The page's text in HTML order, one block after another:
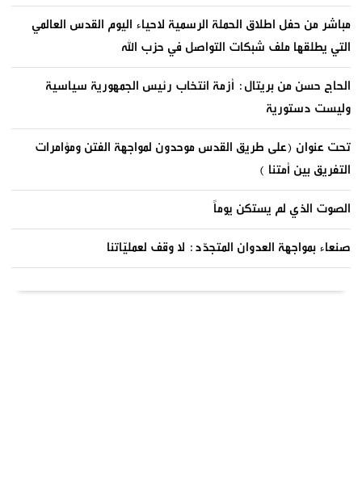
مباشر من حفل اطلاق الحملة الرسمية لاحياء اليوم القدس العالمي
التي يطلقها ملف شبكات التواصل في حزب الله
الحاج حسن من بريتال: أزمة انتخاب رئيس الجمهورية سياسية
وليست دستورية
تحت عنوان (على طريق القدس موحدون لمواجهة الفتن ومؤامرات
التفريق بين أمتنا )
الصوت الذي لم يستكن يوماً
صنعاء بمواجهة العدوان المتجدّد: لا وقف لعمليّاتنا